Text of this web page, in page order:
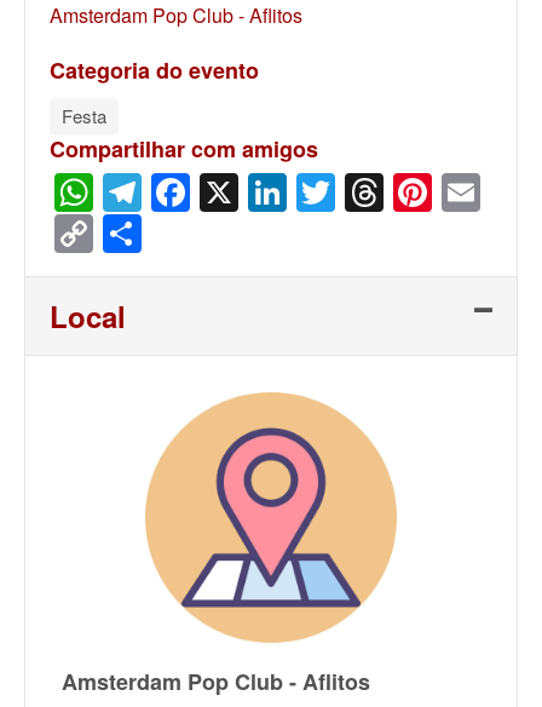
Amsterdam Pop Club - Aflitos
Categoria do evento
Festa
Compartilhar com amigos
WhatsApp
Telegram
Facebook
X LinkedIn
Twitter
Threads
Copy
Link
Local
Amsterdam Pop Club - Aflitos